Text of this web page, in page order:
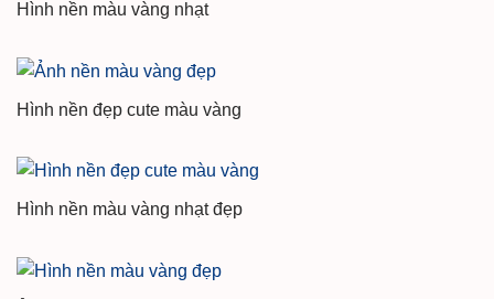
Hình nền màu vàng nhạt
Hình nền đẹp cute màu vàng
Hình nền màu vàng nhạt đẹp